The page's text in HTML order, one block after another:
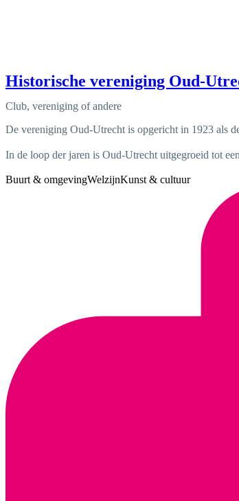
Historische vereniging Oud-
Club, vereniging of andere
De vereniging Oud-Utrecht is opgericht in 1923 als
In de loop der jaren is Oud-Utrecht uitgegroeid tot
Buurt & omgevingWelzijnKunst & cultuur